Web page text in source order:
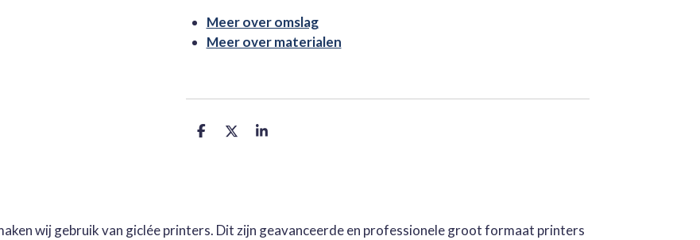
Meer over omslag
Meer over materialen
D
D
S
wij gebruik van giclée printers. Dit zijn geavanceerde en professionele groot formaat printers